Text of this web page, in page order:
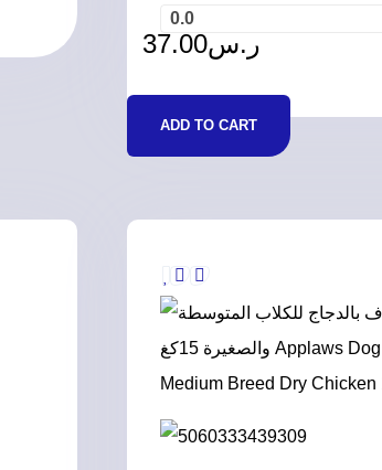
0.0
ر.س37.00
ADD TO CART